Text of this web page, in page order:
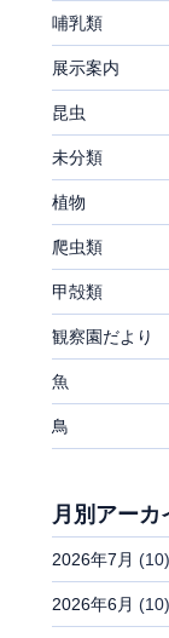
哺乳類
展示案内
昆虫
未分類
植物
爬虫類
甲殻類
観察園だより
魚
鳥
月別アーカ
2026年7月 (10)
2026年6月 (10)